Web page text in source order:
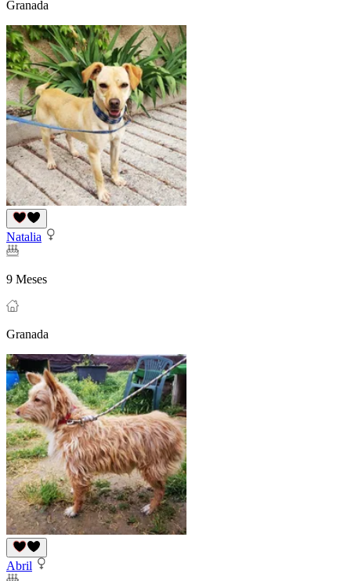
Granada
Natalia
9 Meses
Granada
Abril